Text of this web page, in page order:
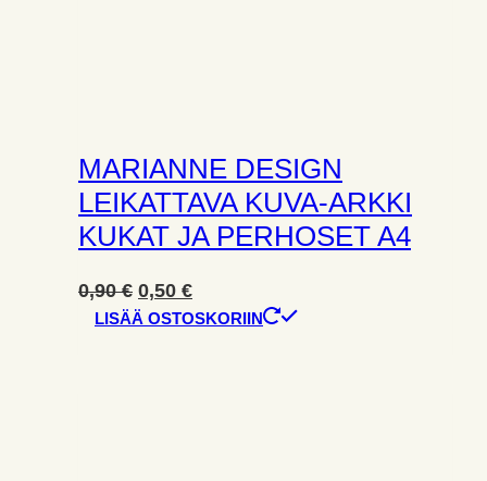
MARIANNE DESIGN
LEIKATTAVA KUVA-ARKKI
KUKAT JA PERHOSET A4
0,90€ Alkuperäinen
hinta
0,50 €Nykyinen
hinta
LISÄÄ OSTOSKORIIN